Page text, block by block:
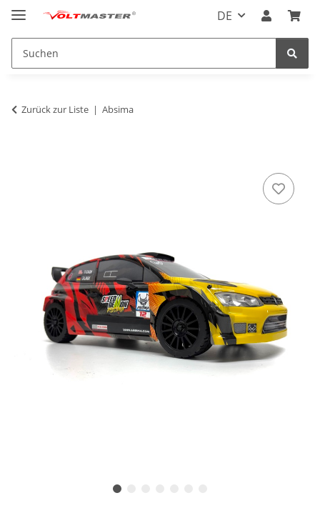
DE
Zurück zur Liste Absima